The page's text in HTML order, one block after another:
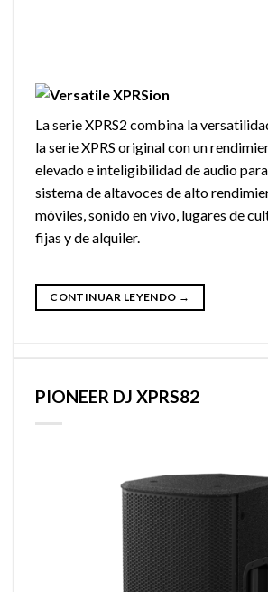
La serie XPRS2 combina la
la serie XPRS original con un
elevado e inteligibilidad de audio
sistema de altavoces de alto
móviles, sonido en vivo, lugares de
fijas y de alquiler.
CONTINUAR LEYENDO →
PIONEER DJ XPRS82